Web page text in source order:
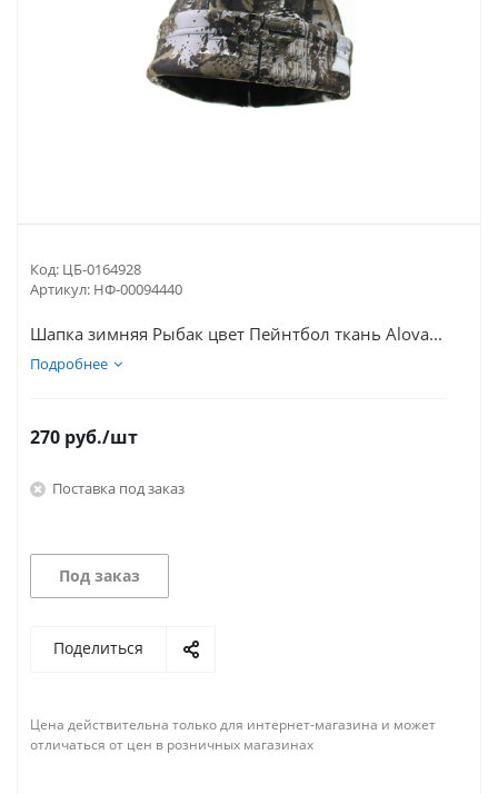
Код: ЦБ-0164928
Артикул: НФ-00094440
Шапка зимняя Рыбак цвет Пейнтбол ткань Alova...
Подробнее
270 руб./шт
Поставка под заказ
Под заказ
Поделиться
Цена действительна только для интернет-магазина и может
отличаться от цен в розничных магазинах